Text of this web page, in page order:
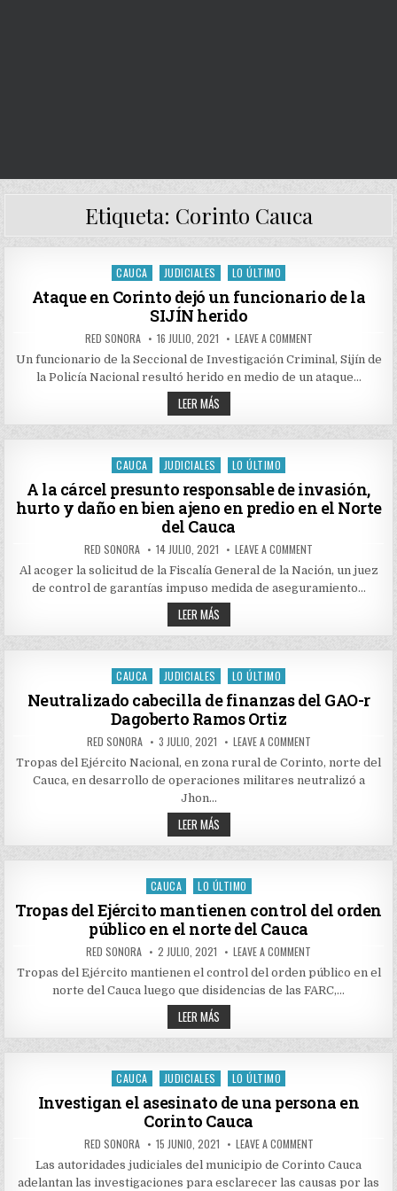
Etiqueta: Corinto Cauca
Posted
in
CAUCA JUDICIALES LO ÚLTIMO
Ataque en Corinto dejó un funcionario de la
SIJÍN herido
AUTHOR:
RED SONORA PUBLISHED
DATE:
16 JULIO, 2021 LEAVE A COMMENTON
EN
CORINTO
DEJÓ
LA
HERIDO
Un funcionario de la Seccional de Investigación Criminal, Sijín de
la Policía Nacional resultó herido en medio de un ataque…
LEER MÁSATAQUE
EN
CORINTO
DEJÓ
FUNCIONARIO
DE
LA
SIJÍN
HERIDO
Posted
CAUCA JUDICIALES LO ÚLTIMO
A la cárcel presunto responsable de invasión,
hurto y daño en bien ajeno en predio en el Norte
del Cauca
AUTHOR:
RED SONORA PUBLISHED
DATE:
14 JULIO, 2021 LEAVE A COMMENT
LA
CÁRCEL
PRESUNTO
HURTO
DAÑO
EN
PREDIO
CAUCA
Al acoger la solicitud de la Fiscalía General de la Nación, un juez
de control de garantías impuso medida de aseguramiento…
LEER MÁSA
LA
CÁRCEL
PRESUNTO
DE
INVASIÓN,
HURTO
Y
DAÑO
EN
BIEN
AJENO
EN
PREDIO
EN
NORTE
DEL
CAUCA
Posted
in
CAUCA JUDICIALES LO ÚLTIMO
Neutralizado cabecilla de finanzas del GAO-r
Dagoberto Ramos Ortiz
AUTHOR:
RED SONORA PUBLISHED
DATE:
3 JULIO, 2021 LEAVE A COMMENTON
CABECILLA
FINANZAS
ORTIZ
Tropas del Ejército Nacional, en zona rural de Corinto, norte del
Cauca, en desarrollo de operaciones militares neutralizó a
Jhon…
LEER MÁSNEUTRALIZADO
CABECILLA
DE
FINANZAS
GAO-
R
DAGOBERTO
RAMOS
ORTIZ
Posted
in
CAUCA LO ÚLTIMO
Tropas del Ejército mantienen control del orden
público en el norte del Cauca
AUTHOR:
RED SONORA PUBLISHED
DATE:
2 JULIO, 2021 LEAVE A COMMENT
DEL
EJÉRCITO
MANTIENEN
PÚBLICO
EL
Tropas del Ejército mantienen el control del orden público en el
norte del Cauca luego que disidencias de las FARC,…
LEER MÁSTROPAS
DEL
EJÉRCITO
MANTIENEN
DEL
ORDEN
PÚBLICO
EN
EL
NORTE
DEL
CAUCA
Posted
CAUCA JUDICIALES LO ÚLTIMO
Investigan el asesinato de una persona en
Corinto Cauca
AUTHOR:
RED SONORA PUBLISHED
DATE:
15 JUNIO, 2021 LEAVE A COMMENTON
EL
DE
Las autoridades judiciales del municipio de Corinto Cauca
adelantan las investigaciones para esclarecer las causas por las